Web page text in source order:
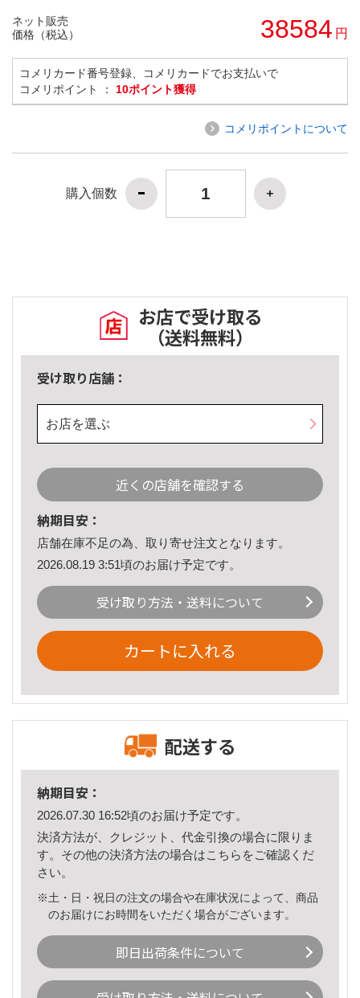
ネット販売
価格（税込）
38584 円
コメリカード番号登録、コメリカードでお支払いで
コメリポイント ： 10ポイント獲得
コメリポイントについて
購入個数
お店で受け取る
（送料無料）
受け取り店舗：
お店を選ぶ
近くの店舗を確認する
納期目安：
店舗在庫不足の為、取り寄せ注文となります。
2026.08.19 3:51頃のお届け予定です。
受け取り方法・送料について
カートに入れる
配送する
納期目安：
2026.07.30 16:52頃のお届け予定です。
決済方法が、クレジット、代金引換の場合に限りま
す。その他の決済方法の場合はこちら をご確認くだ
さい。
※土・日・祝日の注文の場合や在庫状況によって、商品
のお届けにお時間をいただく場合がございます。
即日出荷条件について